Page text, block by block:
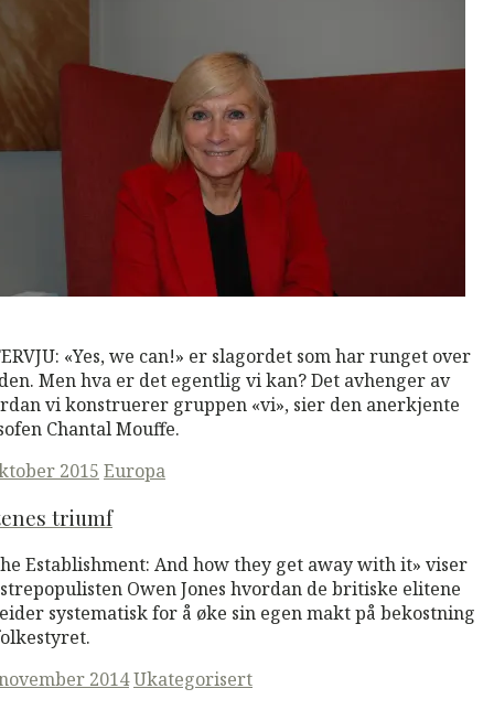
«Yes, we can!» er slagordet som har runget over
Men hva er det egentlig vi kan? Det avhenger av
vi konstruerer gruppen «vi», sier den anerkjente
Chantal Mouffe.
2015 Europa
triumf
Establishment: And how they get away with it» viser
Owen Jones hvordan de britiske elitene
systematisk for å øke sin egen makt på bekostning
2014Ukategorisert